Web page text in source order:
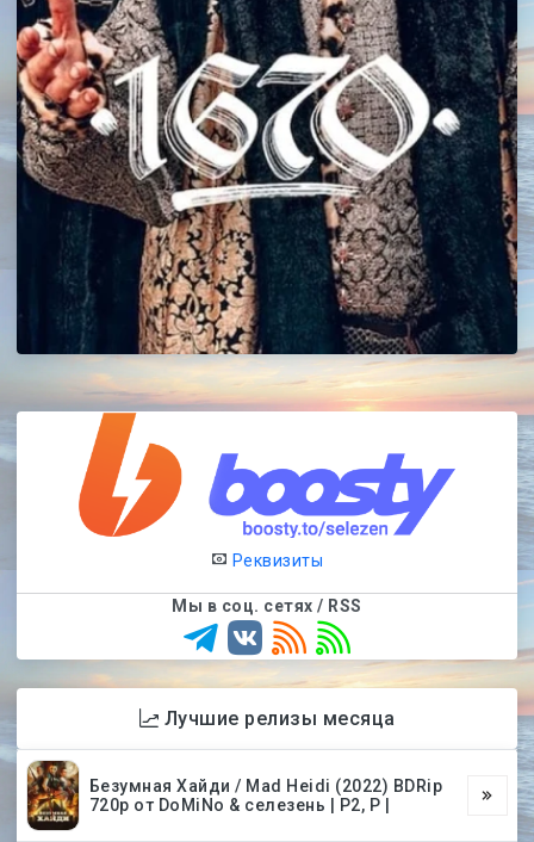
Реквизиты
Мы в соц. сетях / RSS
Лучшие релизы месяца
Безумная Хайди / Mad Heidi (2022) BDRip
720p от DoMiNo & селезень | P2, P |